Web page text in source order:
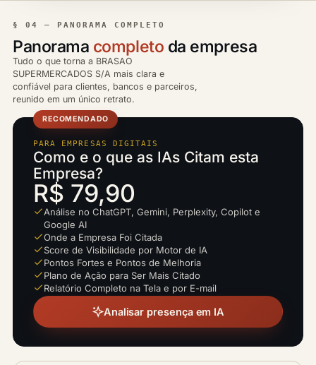
§ 04 — PANORAMA COMPLETO
Panorama completo da empresa
Tudo o que torna a BRASAO
SUPERMERCADOS S/A mais clara e
confiável para clientes, bancos e parceiros,
reunido em um único retrato.
RECOMENDADO
PARA EMPRESAS DIGITAIS
Como e o que as IAs Citam esta
Empresa?
R$ 79,90
Análise no ChatGPT, Gemini, Perplexity, Copilot e
Google AI
Onde a Empresa Foi Citada
Score de Visibilidade por Motor de IA
Pontos Fortes e Pontos de Melhoria
Plano de Ação para Ser Mais Citado
Relatório Completo na Tela e por E-mail
Analisar presença em IA